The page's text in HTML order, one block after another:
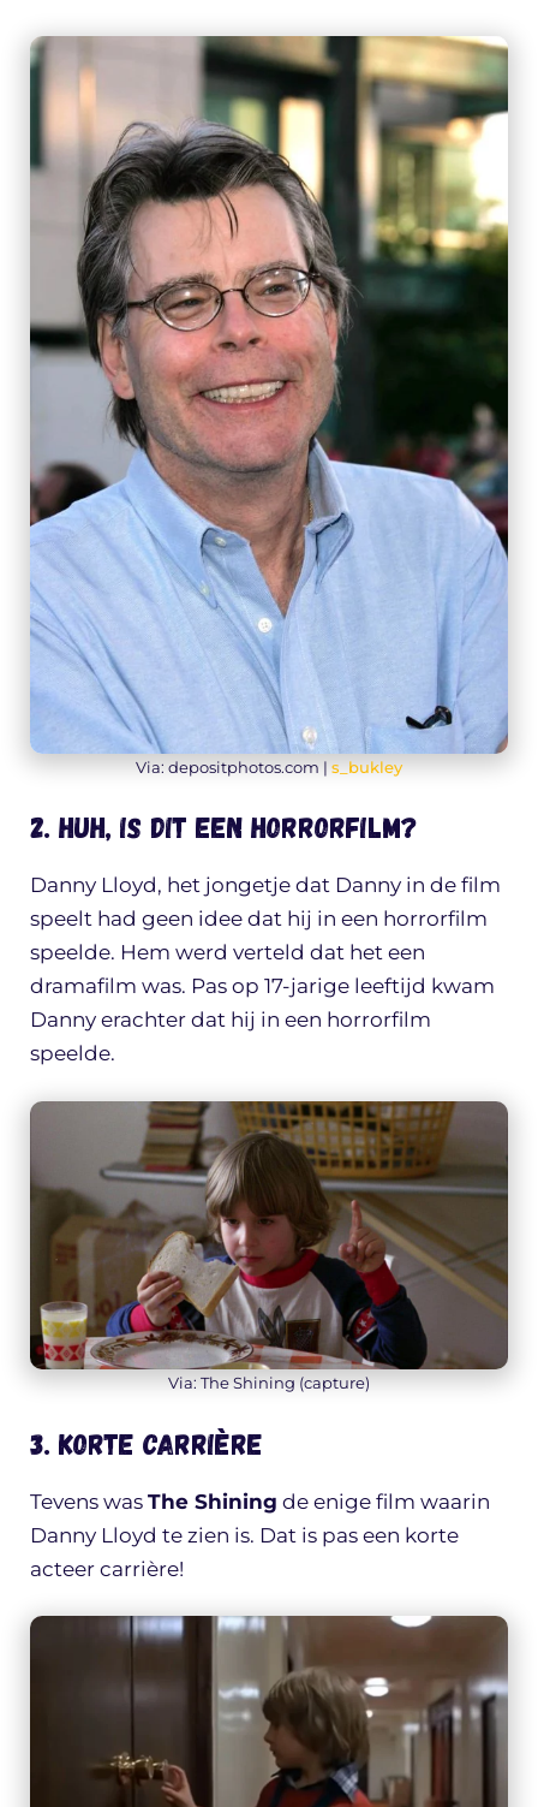
Via: depositphotos.com | s_bukley
2. Huh, is dit een horrorfilm?
Danny Lloyd, het jongetje dat Danny in de film
speelt had geen idee dat hij in een horrorfilm
speelde. Hem werd verteld dat het een
dramafilm was. Pas op 17-jarige leeftijd kwam
Danny erachter dat hij in een horrorfilm
speelde.
Via: The Shining (capture)
3. Korte carrière
Tevens was The Shining de enige film waarin
Danny Lloyd te zien is. Dat is pas een korte
acteer carrière!